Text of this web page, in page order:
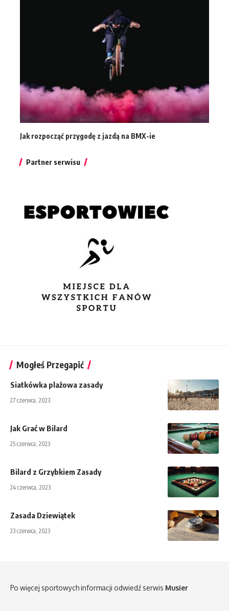
Jak rozpocząć przygodę z jazdą na BMX-ie
Partner serwisu
Mogłeś Przegapić
Siatkówka plażowa zasady
27 czerwca, 2023
Jak Grać w Bilard
25 czerwca, 2023
Bilard z Grzybkiem Zasady
24 czerwca, 2023
Zasada Dziewiątek
23 czerwca, 2023
Po więcej sportowych informacji odwiedź serwis Musier